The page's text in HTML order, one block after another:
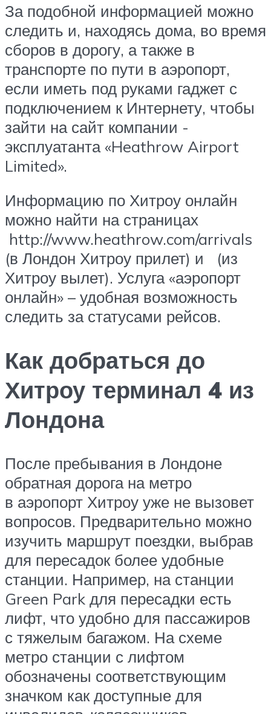
За подобной информацией можно
следить и, находясь дома, во время
сборов в дорогу, а также в
транспорте по пути в аэропорт,
если иметь под руками гаджет с
подключением к Интернету, чтобы
зайти на сайт компании -
эксплуатанта «Heathrow Airport
Limited».
Информацию по Хитроу онлайн
можно найти на страницах
http://www.heathrow.com/arrivals
(в Лондон Хитроу прилет) и (из
Хитроу вылет). Услуга «аэропорт
онлайн» – удобная возможность
следить за статусами рейсов.
Как добраться до
Хитроу терминал 4 из
Лондона
После пребывания в Лондоне
обратная дорога на метро
в аэропорт Хитроу уже не вызовет
вопросов. Предварительно можно
изучить маршрут поездки, выбрав
для пересадок более удобные
станции. Например, на станции
Green Park для пересадки есть
лифт, что удобно для пассажиров
с тяжелым багажом. На схеме
метро станции с лифтом
обозначены соответствующим
значком как доступные для